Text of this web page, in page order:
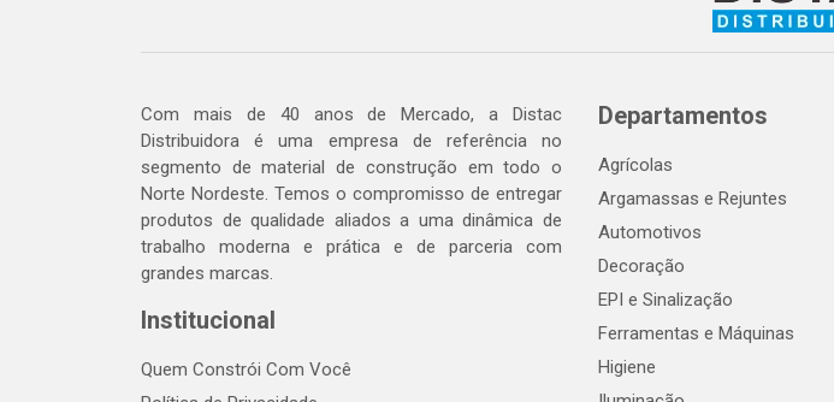
Com mais de 40 anos de Mercado, a Distac
Distribuidora é uma empresa de referência no
segmento de material de construção em todo o
Norte Nordeste. Temos o compromisso de entregar
produtos de qualidade aliados a uma dinâmica de
trabalho moderna e prática e de parceria com
grandes marcas.
Institucional
Quem Constrói Com Você
Departamentos
Agrícolas
Argamassas e Rejuntes
Automotivos
Decoração
EPI e Sinalização
Ferramentas e Máquinas
Higiene